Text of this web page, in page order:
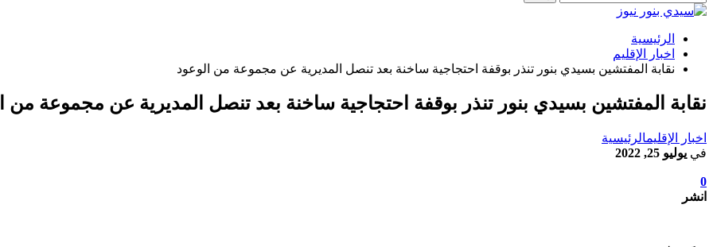
الرئيسية
اخبار الإقليم
نقابة المفتشين بسيدي بنور تنذر بوقفة احتجاجية ساخنة بعد تنصل المديرية عن مجموعة من الوعود
نقابة المفتشين بسيدي بنور تنذر بوقفة احتجاجية ساخنة بعد تنصل المديرية عن مجموعة من
اخبار الإقليمالرئيسية
في يوليو 25, 2022
0
انشر